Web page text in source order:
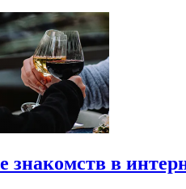
знакомств в